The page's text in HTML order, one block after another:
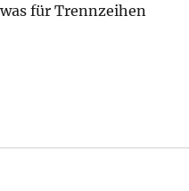
für Trennzeihen